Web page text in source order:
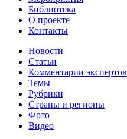
Библиотека
О проекте
Контакты
Новости
Статьи
Комментарии экспертов
Темы
Рубрики
Страны и регионы
Фото
Видео